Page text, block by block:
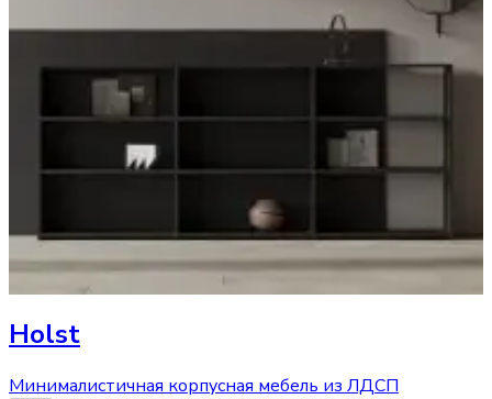
Holst
Минималистичная корпусная мебель из ЛДСП